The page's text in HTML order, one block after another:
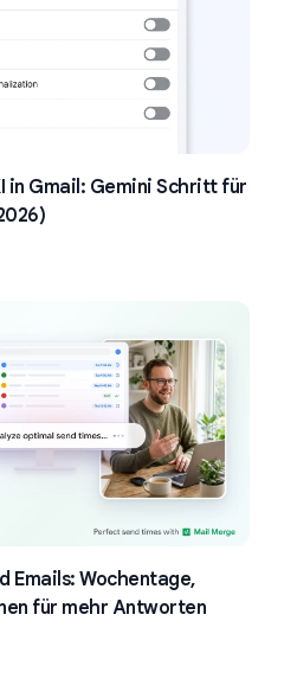
in Gmail: Gemini Schritt für
Emails: Wochentage,
für mehr Antworten